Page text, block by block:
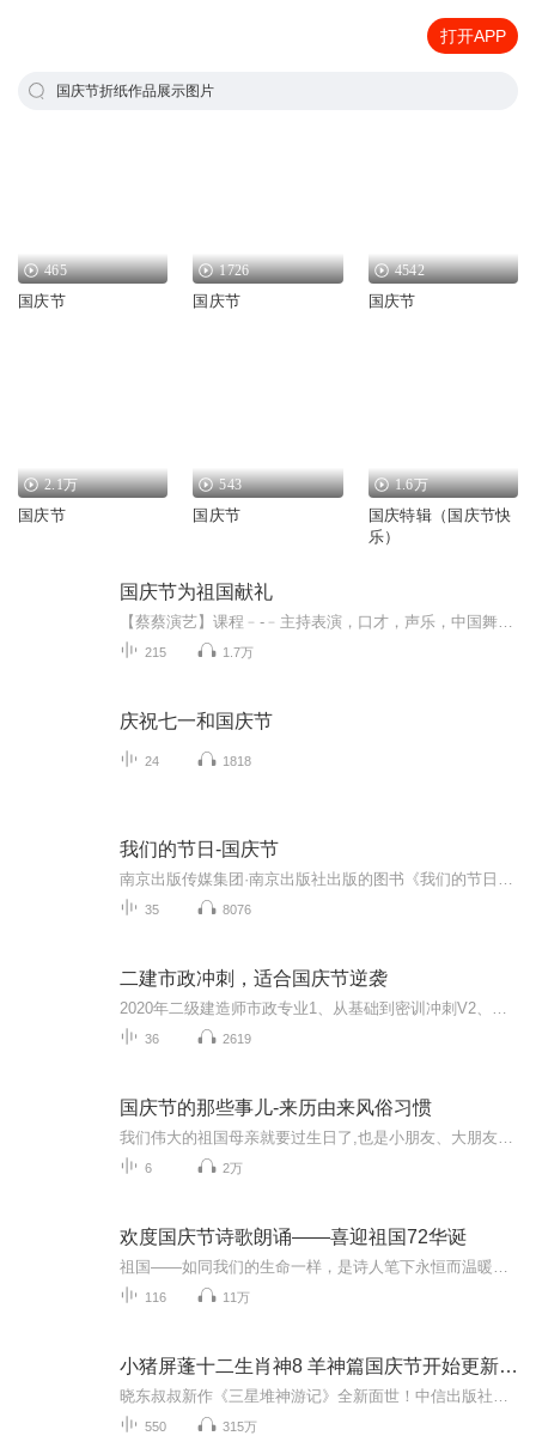
打开APP
国庆节折纸作品展示图片
465
国庆节
1726
国庆节
4542
国庆节
2.1万
国庆节
543
国庆节
1.6万
国庆特辑（国庆节快
乐）
国庆节为祖国献礼
215 1.7万
庆祝七一和国庆节
24 1818
我们的节日-国庆节
35 8076
二建市政冲刺，适合国庆节逆袭
36 2619
国庆节的那些事儿-来历由来风俗习惯
6 2万
欢度国庆节诗歌朗诵——喜迎祖国72华诞
116 11万
小猪屏蓬十二生肖神8 羊神篇国庆节开始更新啦！
550 315万